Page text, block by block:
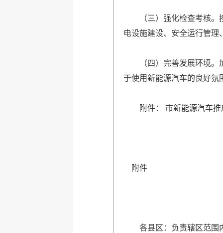
（三）强化检查考核。按
电设施建设、安全运行管
（四）完善发展环境。加
于使用新能源汽车的良好氛
附件： 市新能源汽车推
附件
各县区：负责辖区范围内